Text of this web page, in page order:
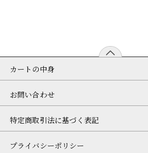
カートの中身
お問い合わせ
特定商取引法に基づく表記
プライバシーポリシー